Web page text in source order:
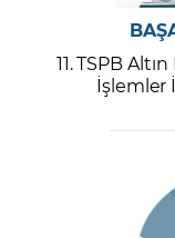
11. TSPB
İşlemler